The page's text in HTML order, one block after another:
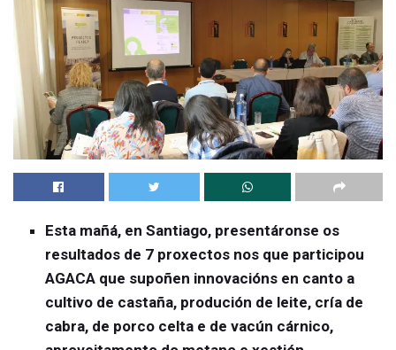
Esta mañá, en Santiago, presentáronse os
resultados de 7 proxectos nos que participou
AGACA que supoñen innovacións en canto a
cultivo de castaña, produción de leite, cría de
cabra, de porco celta e de vacún cárnico,